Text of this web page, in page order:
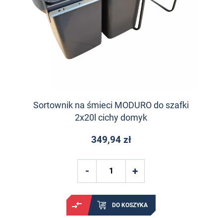
Sortownik na śmieci MODURO do szafki
2x20l cichy domyk
349,94 zł
DO KOSZYKA